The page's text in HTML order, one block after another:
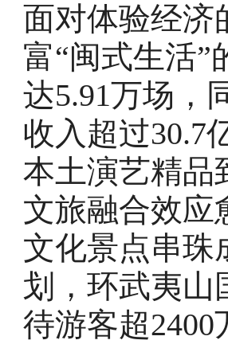
面对体验经济
富“闽式生活”
达5.91万场，
收入超过30.7
本土演艺精品
文旅融合效应
文化景点串珠
划，环武夷山
待游客超